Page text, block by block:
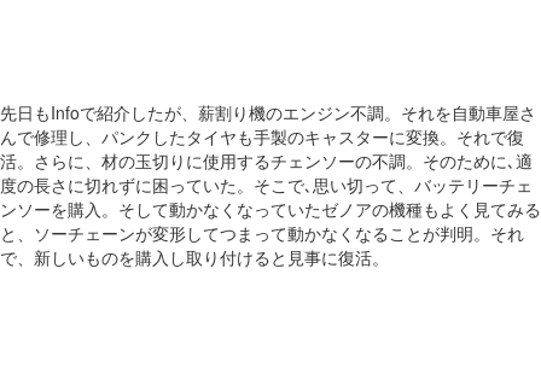
先日もInfoで紹介したが、薪割り機のエンジン不調。それを自動車屋さ
んで修理し、パンクしたタイヤも手製のキャスターに変換。それで復
活。さらに、材の玉切りに使用するチェンソーの不調。そのために､適
度の長さに切れずに困っていた。そこで､思い切って、バッテリーチェ
ンソーを購入。そして動かなくなっていたゼノアの機種もよく見てみる
と、ソーチェーンが変形してつまって動かなくなることが判明。それ
で、新しいものを購入し取り付けると見事に復活。